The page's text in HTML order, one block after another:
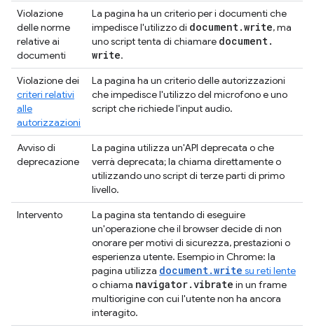
Violazione
delle norme
relative ai
documenti
La pagina ha un criterio per i documenti che
impedisce l'utilizzo di document .write, ma
uno script tenta di chiamare document .
write.
Violazione dei
criteri relativi
alle
autorizzazioni
La pagina ha un criterio delle autorizzazioni
che impedisce l'utilizzo del microfono e uno
script che richiede l'input audio.
Avviso di
deprecazione
La pagina utilizza un'API deprecata o che
verrà deprecata; la chiama direttamente o
utilizzando uno script di terze parti di primo
livello.
Intervento
La pagina sta tentando di eseguire
un'operazione che il browser decide di non
onorare per motivi di sicurezza, prestazioni o
esperienza utente. Esempio in Chrome: la
pagina utilizza document.write su reti lente
o chiama navigator.vibrate in un frame
multiorigine con cui l'utente non ha ancora
interagito.